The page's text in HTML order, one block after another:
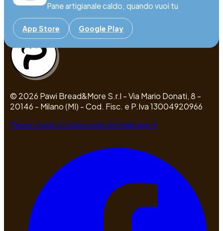
Pane artigianale caldo, quando vuoi tu
App Store Google Play
© 2026 Pawi Bread&More S.r.l - Via Mario Donati, 8 -
20146 - Milano (MI) - Cod. Fisc. e P.Iva 13004920966
Privacy policyCookie policyinfo@pawi.it